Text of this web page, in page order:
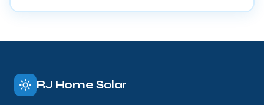
RJ Home Solar